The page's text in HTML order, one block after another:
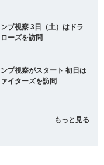
プ視察 3日（土）はドラ
ーズを訪問
プ視察がスタート 初日は
イターズを訪問
もっと見る